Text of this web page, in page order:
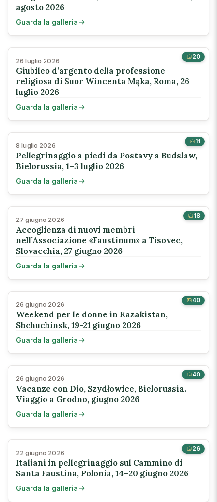
agosto 2026
Guarda la galleria
20
26 luglio 2026
Giubileo d’argento della professione
religiosa di Suor Wincenta Mąka, Roma, 26
luglio 2026
Guarda la galleria
11
8 luglio 2026
Pellegrinaggio a piedi da Postavy a Budslaw,
Bielorussia, 1–3 luglio 2026
Guarda la galleria
18
27 giugno 2026
Accoglienza di nuovi membri
nell’Associazione «Faustinum» a Tisovec,
Slovacchia, 27 giugno 2026
Guarda la galleria
40
26 giugno 2026
Weekend per le donne in Kazakistan,
Shchuchinsk, 19-21 giugno 2026
Guarda la galleria
40
26 giugno 2026
Vacanze con Dio, Szydłowice, Bielorussia.
Viaggio a Grodno, giugno 2026
Guarda la galleria
26
22 giugno 2026
Italiani in pellegrinaggio sul Cammino di
Santa Faustina, Polonia, 14–20 giugno 2026
Guarda la galleria